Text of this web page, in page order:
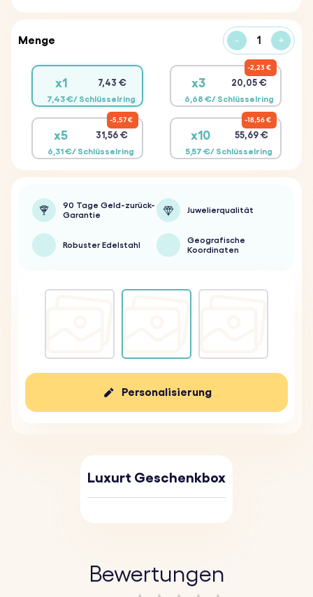
Menge - +
x1 7,43 €
7,43 €/ Schlüsselring
x3 20,05 €
6,68 €/ Schlüsselring
2,23 €
x5 31,56 €
6,31 €/ Schlüsselring
5,57 €
x10 55,69 €
5,57 €/ Schlüsselring
18,56 €
90 Tage Geld-zurück-
Garantie
Juwelierqualität
Robuster Edelstahl
Geografische
Koordinaten
Personalisierung
Luxurt Geschenkbox
Bewertungen